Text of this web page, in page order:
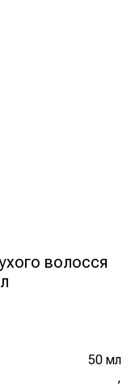
волосся
50 мл
,